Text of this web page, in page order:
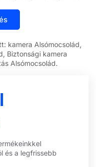
kamera Alsómocsolád,
Biztonsági kamera
Alsómocsolád.
és a legfrissebb